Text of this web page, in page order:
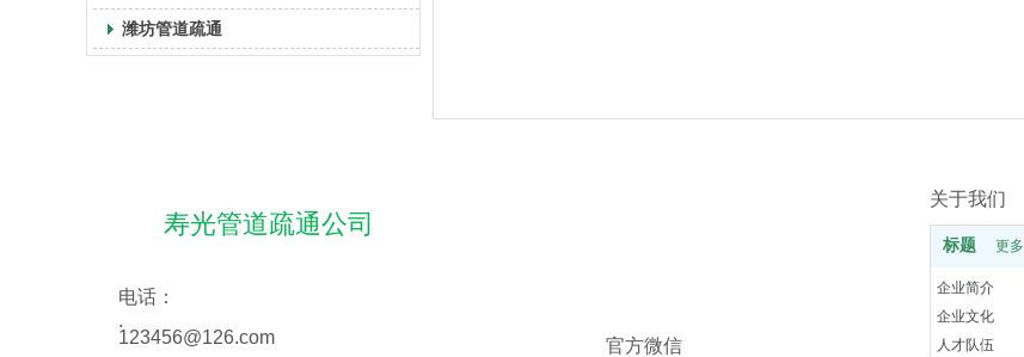
潍坊管道疏通
标题 更多
企业简介
企业文化
人才队伍
寿光管道疏通公司
电话：
.
123456@126.com
官方微信
关于我们